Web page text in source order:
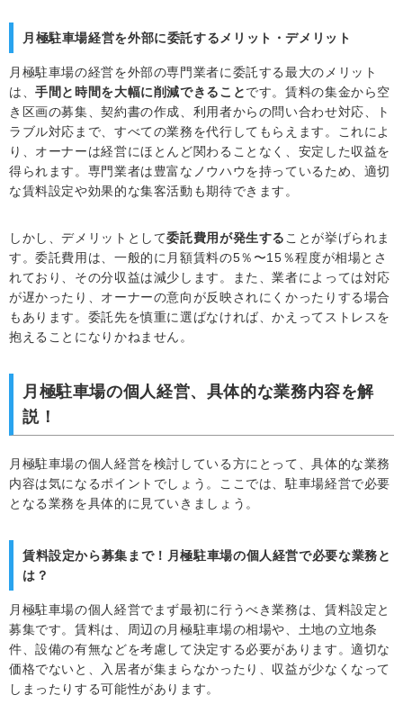
月極駐車場経営を外部に委託するメリット・デメリット
月極駐車場の経営を外部の専門業者に委託する最大のメリット
は、手間と時間を大幅に削減できることです。賃料の集金から空
き区画の募集、契約書の作成、利用者からの問い合わせ対応、ト
ラブル対応まで、すべての業務を代行してもらえます。これによ
り、オーナーは経営にほとんど関わることなく、安定した収益を
得られます。専門業者は豊富なノウハウを持っているため、適切
な賃料設定や効果的な集客活動も期待できます。
しかし、デメリットとして委託費用が発生する ことが挙げられま
す。委託費用は、一般的に月額賃料の5％〜15％程度が相場とさ
れており、その分収益は減少します。また、業者によっては対応
が遅かったり、オーナーの意向が反映されにくかったりする場合
もあります。委託先を慎重に選ばなければ、かえってストレスを
抱えることになりかねません。
月極駐車場の個人経営、具体的な業務内容を解
説！
月極駐車場の個人経営を検討している方にとって、具体的な業務
内容は気になるポイントでしょう。ここでは、駐車場経営で必要
となる業務を具体的に見ていきましょう。
賃料設定から募集まで！月極駐車場の個人経営で必要な業務と
は？
月極駐車場の個人経営でまず最初に行うべき業務は、賃料設定と
募集です。賃料は、周辺の月極駐車場の相場や、土地の立地条
件、設備の有無などを考慮して決定する必要があります。適切な
価格でないと、入居者が集まらなかったり、収益が少なくなって
しまったりする可能性があります。